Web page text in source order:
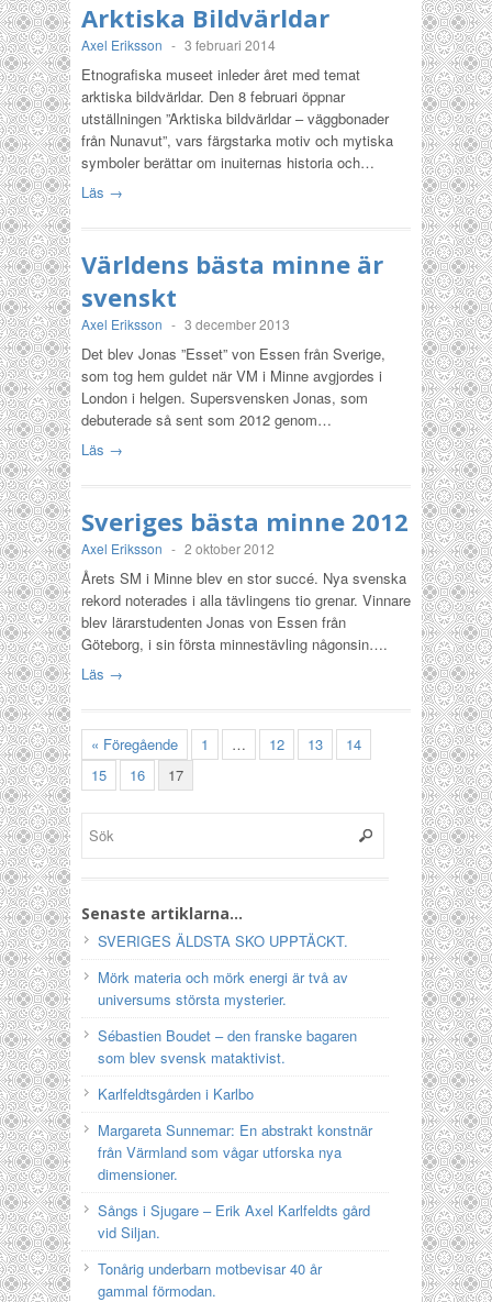
Arktiska Bildvärldar
Axel Eriksson - 3 februari 2014
Etnografiska museet inleder året med temat
arktiska bildvärldar. Den 8 februari öppnar
utställningen ”Arktiska bildvärldar – väggbonader
från Nunavut”, vars färgstarka motiv och mytiska
symboler berättar om inuiternas historia och…
Läs →
Världens bästa minne är
svenskt
Axel Eriksson - 3 december 2013
Det blev Jonas ”Esset” von Essen från Sverige,
som tog hem guldet när VM i Minne avgjordes i
London i helgen. Supersvensken Jonas, som
debuterade så sent som 2012 genom…
Läs →
Sveriges bästa minne 2012
Axel Eriksson - 2 oktober 2012
Årets SM i Minne blev en stor succé. Nya svenska
rekord noterades i alla tävlingens tio grenar. Vinnare
blev lärarstudenten Jonas von Essen från
Göteborg, i sin första minnestävling någonsin….
Läs →
« Föregående 1 … 12 13
14
15
16 17
Senaste artiklarna…
SVERIGES ÄLDSTA SKO UPPTÄCKT.
Mörk materia och mörk energi är två av
universums största mysterier.
Sébastien Boudet – den franske bagaren
som blev svensk mataktivist.
Karlfeldtsgården i Karlbo
Margareta Sunnemar: En abstrakt konstnär
från Värmland som vågar utforska nya
dimensioner.
Sångs i Sjugare – Erik Axel Karlfeldts gård
vid Siljan.
Tonårig underbarn motbevisar 40 år
gammal förmodan.